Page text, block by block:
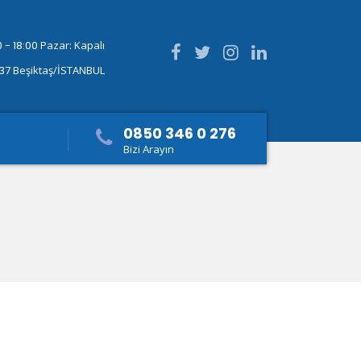
18:00 Pazar: Kapalı
Beşiktaş/İSTANBUL
0850 346 0 276
Bizi Arayın